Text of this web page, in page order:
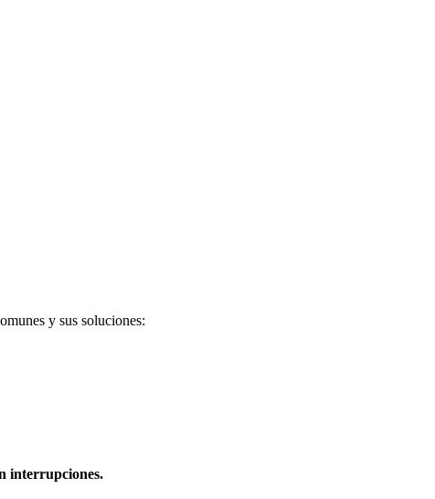
y sus soluciones:
interrupciones.